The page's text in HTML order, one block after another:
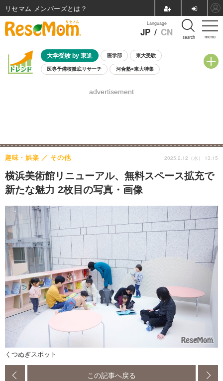
menu
Language
JP / CN search
大学受験 by 東進 医学部 東大受験
医専予備校徹底リサーチ 河合塾×東大特集
8月開催学校説明会・相談会
advertisement
横浜美術館リニューアル、無料スペース拡充で
新たな魅力 2枚目の写真・画像
趣味・娯楽 その他 2025.2.12（水） 13:15
くつぬぎスポット
この記事へ戻る
リセマム メンバーズ